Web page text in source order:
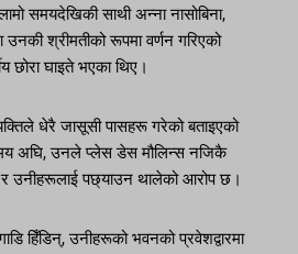
समयदेखिकी साथी अन्ना नासोबिना,
उनकी श्रीमतीको रूपमा वर्णन गरिएको
छोरा घाइते भएका थिए।
धेरै जासूसी पासहरू गरेको बताइएको
अघि, उनले प्लेस डेस मौलिन्स नजिकै
र उनीहरूलाई पछ्याउन थालेको आरोप छ।
हिँडिन्, उनीहरूको भवनको प्रवेशद्वारमा